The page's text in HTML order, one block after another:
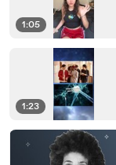
1:05
1:23